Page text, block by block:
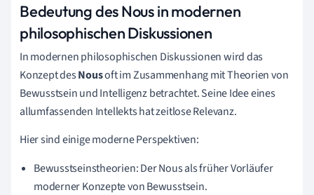
Bedeutung des Nous in modernen
philosophischen Diskussionen
In modernen philosophischen Diskussionen wird das
Konzept desNousoft im Zusammenhang mit Theorien von
Bewusstsein und Intelligenz betrachtet. Seine Idee eines
allumfassenden Intellekts hat zeitlose Relevanz.
Hier sind einige moderne Perspektiven:
Bewusstseinstheorien: Der Nous als früher Vorläufer
moderner Konzepte von Bewusstsein.